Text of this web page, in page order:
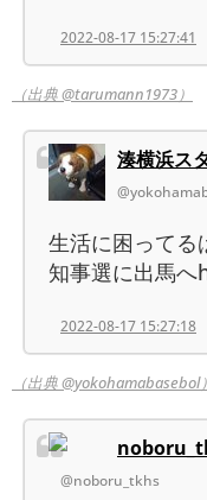
2022-08-17 15:27:41
（出典 @tarumann1973）
湊横浜ス
生活に困ってる
知事選に出馬
2022-08-17 15:27:18
（出典 @yokohamabasebol）
@noboru_tkhs